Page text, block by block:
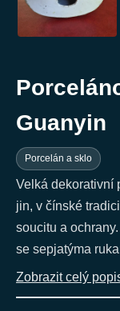
Guanyin
Porcelán a sklo
Velká dekorativní
jin, v čínské
soucitu a
se sepjatýma
Zobrazit celý